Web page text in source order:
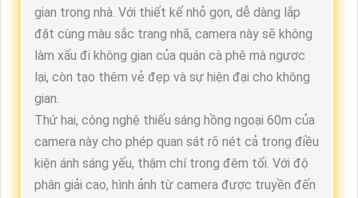
gian trong nhà. Với thiết kế nhỏ gọn, dễ dàng lắp
đặt cùng màu sắc trang nhã, camera này sẽ không
làm xấu đi không gian của quán cà phê mà ngược
lại, còn tạo thêm vẻ đẹp và sự hiện đại cho không
gian.
Thứ hai, công nghệ thiếu sáng hồng ngoại 60m của
camera này cho phép quan sát rõ nét cả trong điều
kiện ánh sáng yếu, thậm chí trong đêm tối. Với độ
phân giải cao, hình ảnh từ camera được truyền đến